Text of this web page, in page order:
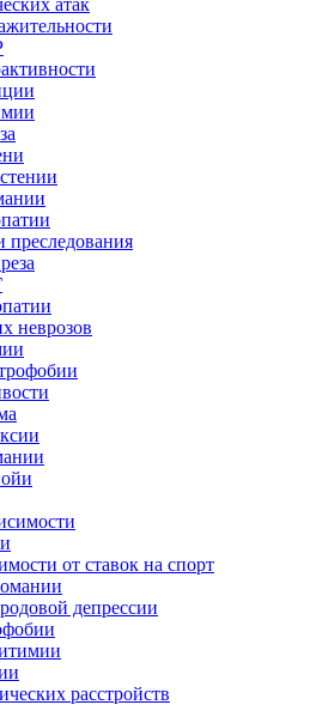
атак
неврозов
от ставок на спорт
депрессии
расстройств